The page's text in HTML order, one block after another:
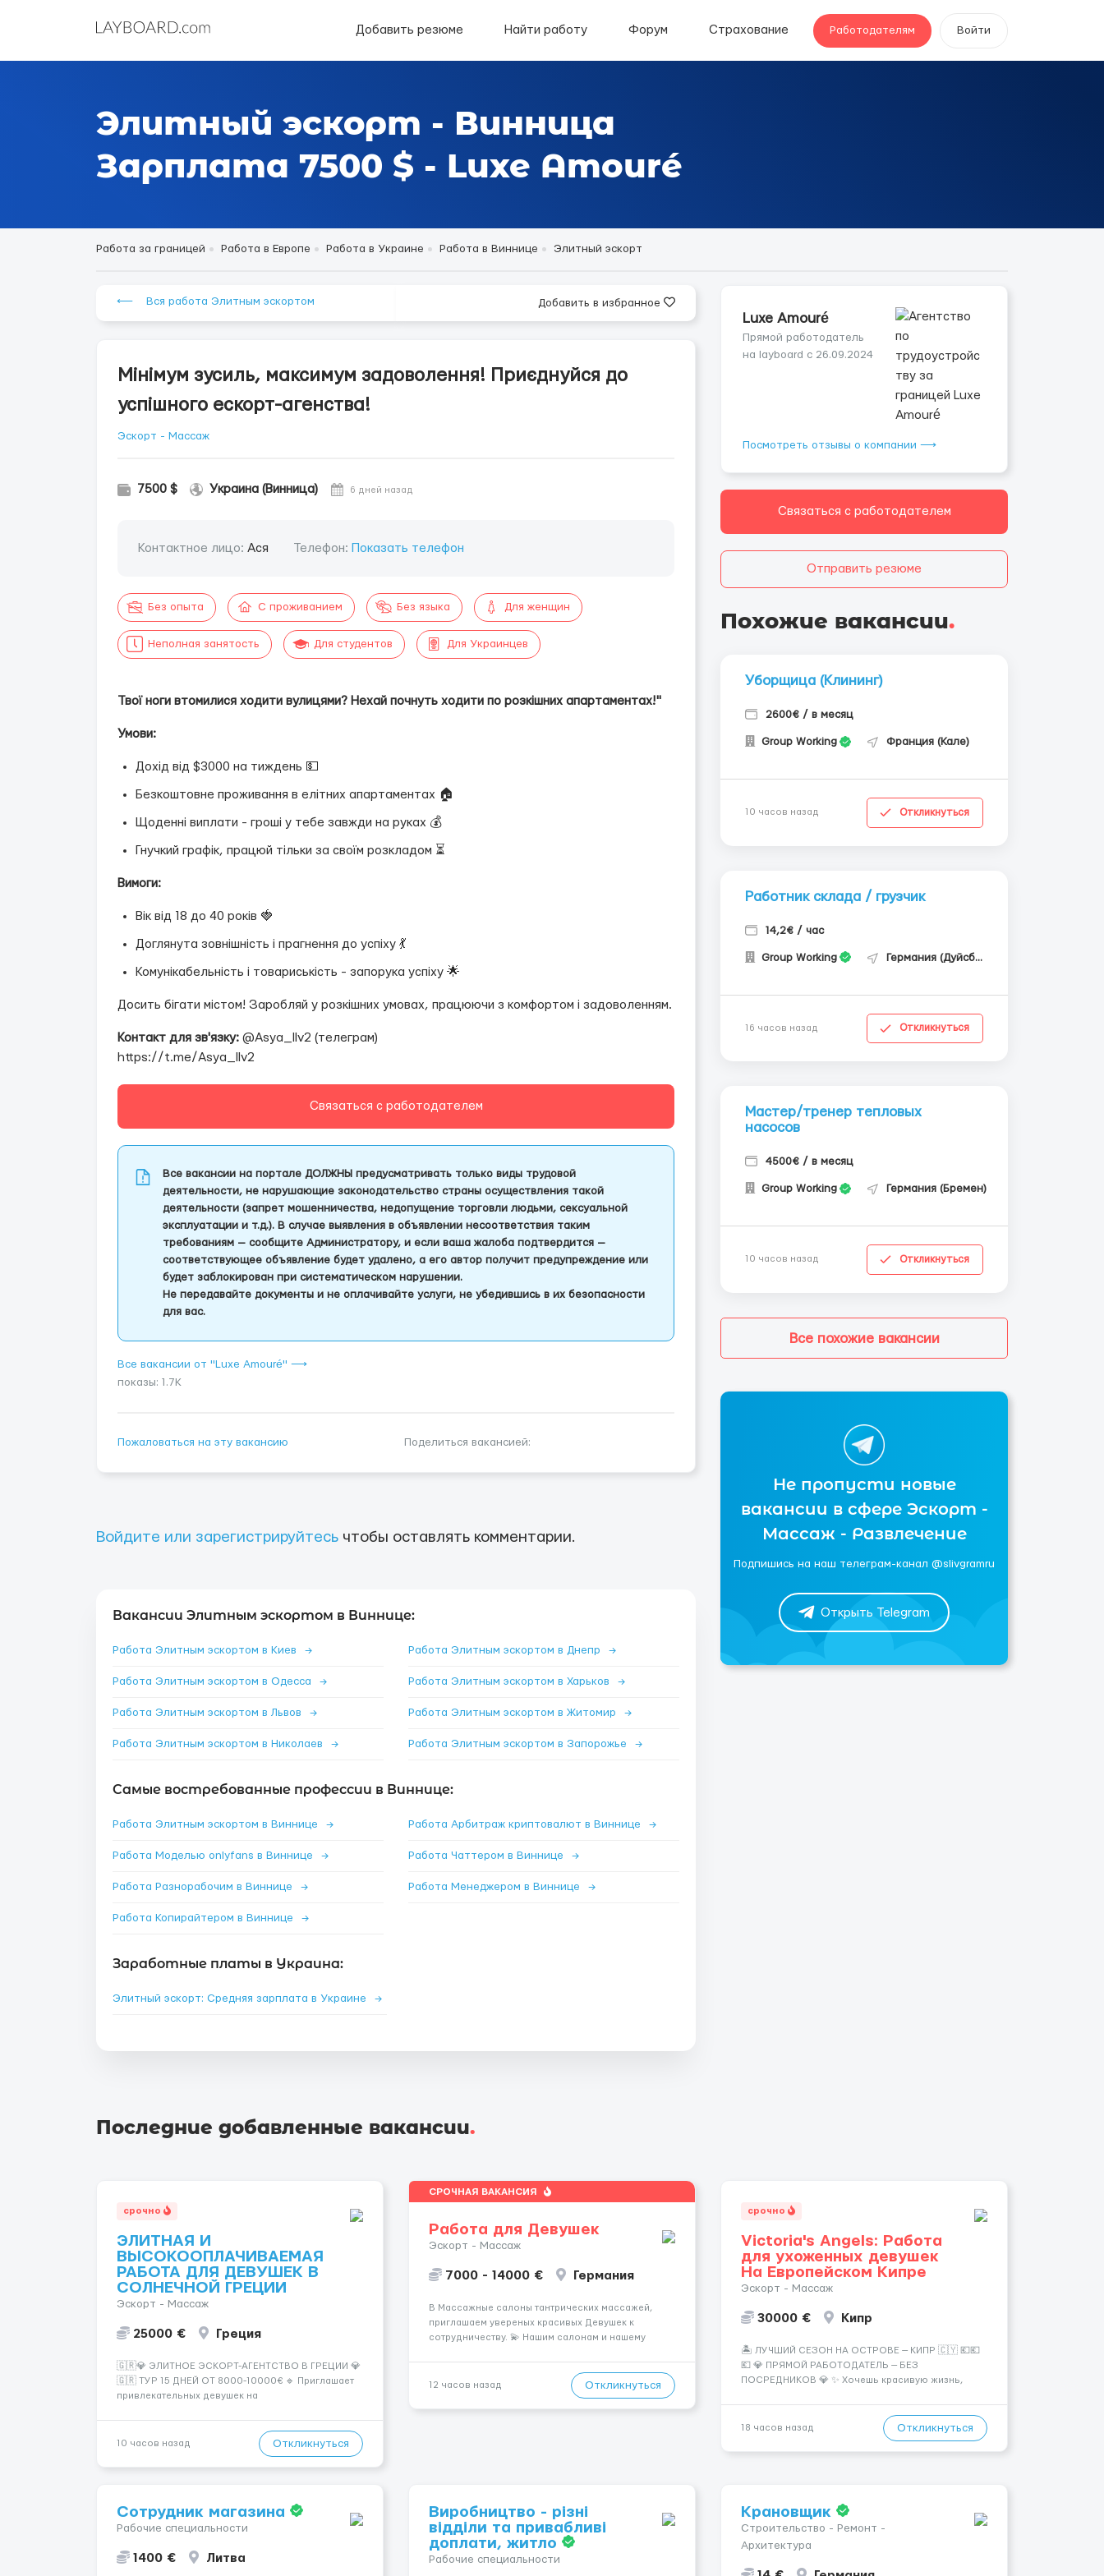
Добавить резюме Найти работу Форум Страхование Работодателям Войти
Элитный эскорт - Винница
Зарплата 7500 $ - Luxe Amouré
Работа за границей Работа в Европе Работа в Украине Работа в Виннице Элитный эскорт
⟵ Вся работа Элитным эскортом Добавить в избранное
Мінімум зусиль, максимум задоволення! Приєднуйся до
успішного ескорт-агенства!
Эскорт - Массаж
7500 $ Украина (Винница) 6 дней назад
Контактное лицо: Ася Телефон: Показать телефон
Без опыта С проживанием Без языка Для женщин
Неполная занятость Для студентов Для Украинцев
Твої ноги втомилися ходити вулицями? Нехай почнуть ходити по розкішних апартаментах!"
Умови:
Дохід від $3000 на тиждень 💵
Безкоштовне проживання в елітних апартаментах 🏠
Щоденні виплати - гроші у тебе завжди на руках 💰
Гнучкий графік, працюй тільки за своїм розкладом ⏳
Вимоги:
Вік від 18 до 40 років 🍓
Доглянута зовнішність і прагнення до успіху 💃
Комунікабельність і товариськість - запорука успіху 🌟
Досить бігати містом! Заробляй у розкішних умовах, працюючи з комфортом і задоволенням.
Контакт для зв'язку: @Asya_llv2 (телеграм)
https://t.me/Asya_llv2
Связаться с работодателем
Все вакансии на портале ДОЛЖНЫ предусматривать только виды трудовой
деятельности, не нарушающие законодательство страны осуществления такой
деятельности (запрет мошенничества, недопущение торговли людьми, сексуальной
эксплуатации и т.д.). В случае выявления в объявлении несоответствия таким
требованиям — сообщите Администратору, и если ваша жалоба подтвердится —
соответствующее объявление будет удалено, а его автор получит предупреждение или
будет заблокирован при систематическом нарушении.
Не передавайте документы и не оплачивайте услуги, не убедившись в их безопасности
для вас.
Все вакансии от "Luxe Amouré" ⟶
показы: 1.7K
Пожаловаться на эту вакансию Поделиться вакансией:
Войдите или зарегистрируйтесь чтобы оставлять комментарии.
Вакансии Элитным эскортом в Виннице:
Работа Элитным эскортом в Киев → Работа Элитным эскортом в Днепр →
Работа Элитным эскортом в Одесса → Работа Элитным эскортом в Харьков →
Работа Элитным эскортом в Львов → Работа Элитным эскортом в Житомир →
Работа Элитным эскортом в Николаев → Работа Элитным эскортом в Запорожье →
Самые востребованные профессии в Виннице:
Работа Элитным эскортом в Виннице → Работа Арбитраж криптовалют в Виннице →
Работа Моделью onlyfans в Виннице → Работа Чаттером в Виннице →
Работа Разнорабочим в Виннице → Работа Менеджером в Виннице →
Работа Копирайтером в Виннице →
Заработные платы в Украина:
Элитный эскорт: Средняя зарплата в Украине →
Luxe Amouré
Прямой работодатель
на layboard с 26.09.2024
Посмотреть отзывы о компании ⟶
Связаться с работодателем
Отправить резюме
Похожие вакансии.
Уборщица (Клининг)
2600€ / в месяц
Group Working Франция (Кале)
10 часов назад Откликнуться
Работник склада / грузчик
14,2€ / час
Group Working Германия (Дуйсбург)
16 часов назад Откликнуться
Мастер/тренер тепловых
насосов
4500€ / в месяц
Group Working Германия (Бремен)
10 часов назад Откликнуться
Все похожие вакансии
Не пропусти новые
вакансии в сфере Эскорт -
Массаж - Развлечение
Подпишись на наш телеграм-канал @slivgramru
Открыть Telegram
Последние добавленные вакансии.
срочно
ЭЛИТНАЯ И
ВЫСОКООПЛАЧИВАЕМАЯ
РАБОТА ДЛЯ ДЕВУШЕК В
СОЛНЕЧНОЙ ГРЕЦИИ
Эскорт - Массаж
25000 € Греция
🇬🇷💎 ЭЛИТНОЕ ЭСКОРТ-АГЕНТСТВО В ГРЕЦИИ 💎
🇬🇷 ТУР 15 ДНЕЙ ОТ 8000-10000€ 🔹 Приглашает
привлекательных девушек на
хорошие деньги 💶 — это предложение для тебя! 🔹
10 часов назад Откликнуться
СРОЧНАЯ ВАКАНСИЯ
Работа для Девушек
Эскорт - Массаж
7000 - 14000 € Германия
В Массажные салоны тантрических массажей,
приглашаем увереных красивых Девушек к
сотрудничеству. 💫 Нашим салонам и нашему
заработная плата 💚Мы гарантируем Наличие
12 часов назад Откликнуться
срочно
Victoria's Angels: Работа
для ухоженных девушек
На Европейском Кипре
Эскорт - Массаж
30000 € Кипр
🏝️ ЛУЧШИЙ СЕЗОН НА ОСТРОВЕ — КИПР 🇨🇾 💶💶
💶 💎 ПРЯМОЙ РАБОТОДАТЕЛЬ — БЕЗ
ПОСРЕДНИКОВ 💎 ✨ Хочешь красивую жизнь,
— Опытная команда с годами практики —
Стабильный поток клиентов (без ...
18 часов назад Откликнуться
Сотрудник магазина
Рабочие специальности
1400 € Литва
Виробництво - різні
відділи та привабливі
доплати, житло
Рабочие специальности
Крановщик
Строительство - Ремонт -
Архитектура